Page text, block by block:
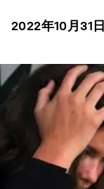
2022年10月31日